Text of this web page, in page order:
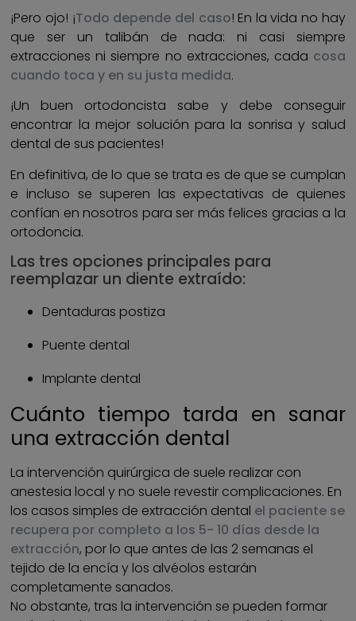
¡Pero ojo! ¡Todo depende del caso! En la vida no hay
que ser un talibán de nada: ni casi siempre
extracciones ni siempre no extracciones, cada cosa
cuando toca y en su justa medida.
¡Un buen ortodoncista sabe y debe conseguir
encontrar la mejor solución para la sonrisa y salud
dental de sus pacientes!
En definitiva, de lo que se trata es de que se cumplan
e incluso se superen las expectativas de quienes
confían en nosotros para ser más felices gracias a la
ortodoncia.
Las tres opciones principales para
reemplazar un diente extraído:
Dentaduras postiza
Puente dental
Implante dental
Cuánto tiempo tarda en sanar
una extracción dental
La intervención quirúrgica de suele realizar con
anestesia local y no suele revestir complicaciones. En
los casos simples de extracción dental el paciente se
recupera por completo a los 5- 10 días desde la
extracción, por lo que antes de las 2 semanas el
tejido de la encía y los alvéolos estarán
completamente sanados.
No obstante, tras la intervención se pueden formar